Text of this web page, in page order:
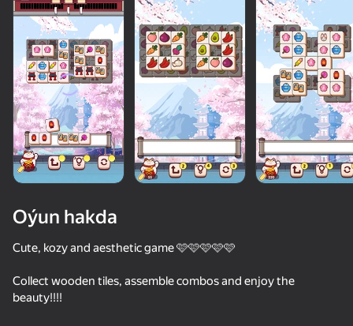
50+ top oýunlar, olary oýnaýar
hatda «oýnamayanlar» hem
49
Oýun hakda
Cute, kozy and aesthetic game 🩷🩷🩷🩷🩷
Collect wooden tiles, assemble combos and enjoy the
beauty!!!!